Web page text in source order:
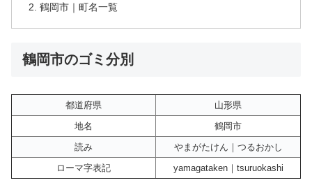
鶴岡市｜町名一覧
鶴岡市のゴミ分別
都道府県
山形県
地名
鶴岡市
読み
やまがたけん｜つるおかし
ローマ字表記
yamagataken｜tsuruokashi